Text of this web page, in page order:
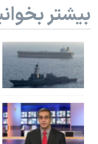
بیشتر